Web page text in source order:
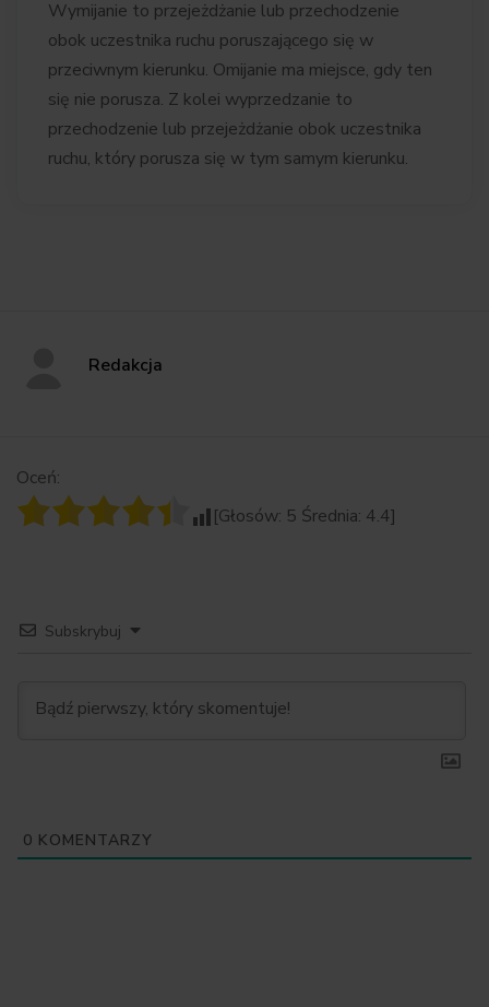
Wymijanie to przejeżdżanie lub przechodzenie
obok uczestnika ruchu poruszającego się w
przeciwnym kierunku. Omijanie ma miejsce, gdy ten
się nie porusza. Z kolei wyprzedzanie to
przechodzenie lub przejeżdżanie obok uczestnika
ruchu, który porusza się w tym samym kierunku.
Redakcja
Oceń:
[Głosów: 5 Średnia: 4.4]
Subskrybuj
0 KOMENTARZY